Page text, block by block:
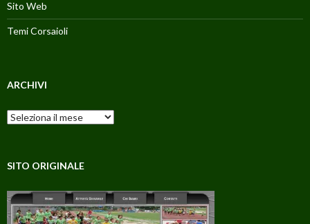
Sito Web
Temi Corsaioli
ARCHIVI
Archivi
SITO ORIGINALE